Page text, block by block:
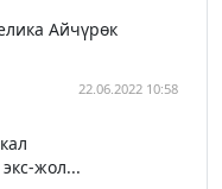
Айчүрөк
22.06.2022 10:58
жол...